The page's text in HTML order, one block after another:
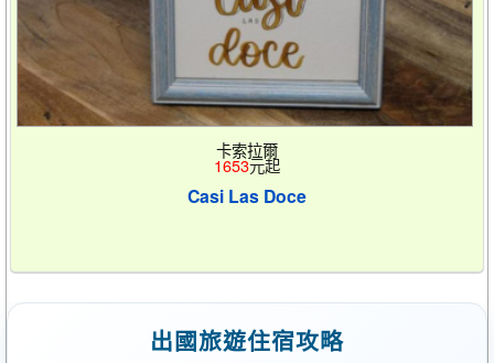
卡索拉爾
1653元起
Casi Las Doce
出國旅遊住宿攻略